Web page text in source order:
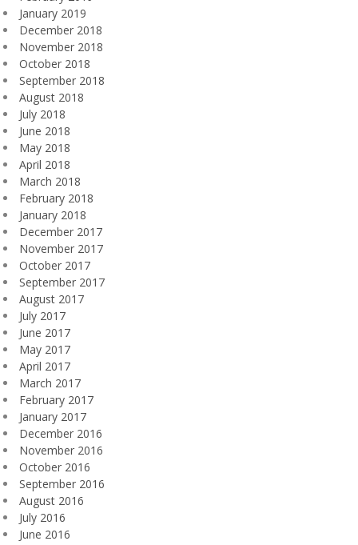
January 2019
December 2018
November 2018
October 2018
September 2018
August 2018
July 2018
June 2018
May 2018
April 2018
March 2018
February 2018
January 2018
December 2017
November 2017
October 2017
September 2017
August 2017
July 2017
June 2017
May 2017
April 2017
March 2017
February 2017
January 2017
December 2016
November 2016
October 2016
September 2016
August 2016
July 2016
June 2016